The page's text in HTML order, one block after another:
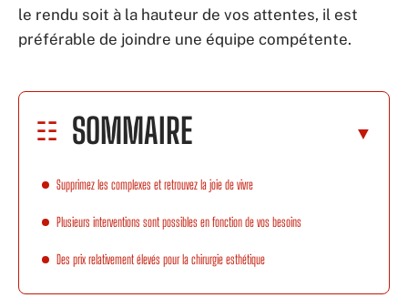
le rendu soit à la hauteur de vos attentes, il est
préférable de joindre une équipe compétente.
SOMMAIRE
Supprimez les complexes et retrouvez la joie de vivre
Plusieurs interventions sont possibles en fonction de vos besoins
Des prix relativement élevés pour la chirurgie esthétique